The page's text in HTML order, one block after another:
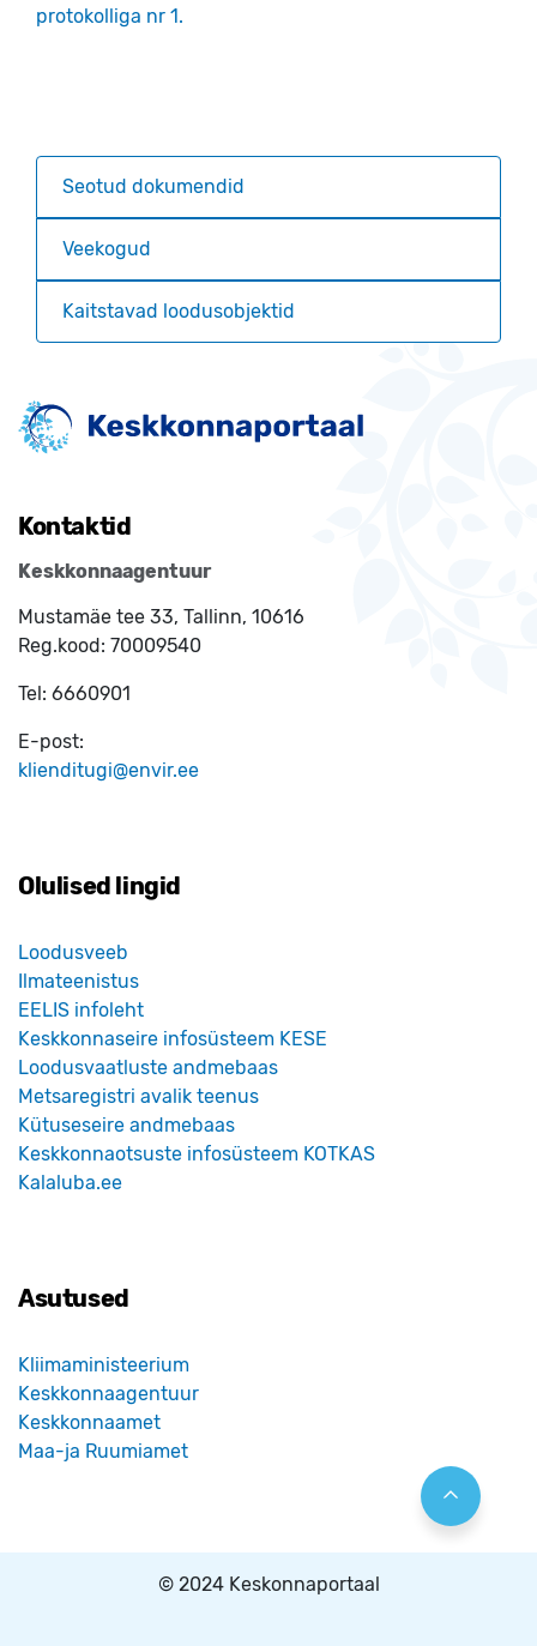
protokolliga nr 1.
Seotud dokumendid
Veekogud
Kaitstavad loodusobjektid
Kontaktid
Keskkonnaagentuur
Mustamäe tee 33, Tallinn, 10616
Reg.kood: 70009540
Tel: 6660901
E-post:
klienditugi@envir.ee
Olulised lingid
Loodusveeb
Ilmateenistus
EELIS infoleht
Keskkonnaseire infosüsteem KESE
Loodusvaatluste andmebaas
Metsaregistri avalik teenus
Kütuseseire andmebaas
Keskkonnaotsuste infosüsteem KOTKAS
Kalaluba.ee
Asutused
Kliimaministeerium
Keskkonnaagentuur
Keskkonnaamet
Maa-ja Ruumiamet
© 2024 Keskonnaportaal